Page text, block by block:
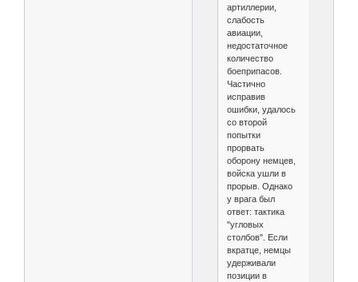
артиллерии,
слабость
авиации,
недостаточное
количество
боеприпасов.
Частично
исправив
ошибки, удалось
со второй
попытки
прорвать
оборону немцев,
войска ушли в
прорыв. Однако
у врага был
ответ: тактика
"угловых
столбов". Если
вкратце, немцы
удерживали
позиции в